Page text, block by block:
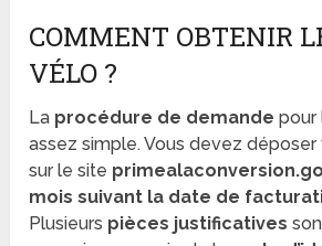
COMMENT OBTENIR
VÉLO ?
La procédure de demande pour
assez simple. Vous devez
sur le site
mois suivant la date de
Plusieurs pièces justificatives